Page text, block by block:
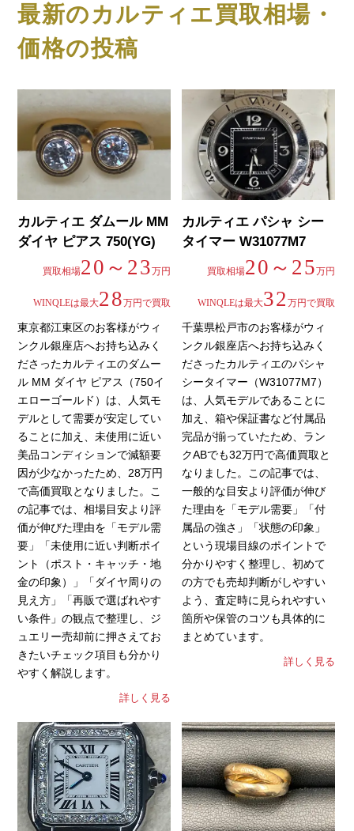
最新のカルティエ買取相場・
価格の投稿
カルティエ ダムール MM
ダイヤ ピアス 750(YG)
買取相場20～23万円
WINQLEは最大28万円で買取
東京都江東区のお客様がウィ
ンクル銀座店へお持ち込みく
ださったカルティエのダムー
ル MM ダイヤ ピアス（750イ
エローゴールド）は、人気モ
デルとして需要が安定してい
ることに加え、未使用に近い
美品コンディションで減額要
因が少なかったため、28万円
で高価買取となりました。こ
の記事では、相場目安より評
価が伸びた理由を「モデル需
要」「未使用に近い判断ポイ
ント（ポスト・キャッチ・地
金の印象）」「ダイヤ周りの
見え方」「再販で選ばれやす
い条件」の観点で整理し、ジ
ュエリー売却前に押さえてお
きたいチェック項目も分かり
やすく解説します。
詳しく見る
カルティエ パシャ シー
タイマー W31077M7
買取相場20～25万円
WINQLEは最大32 万円で買取
千葉県松戸市のお客様がウィ
ンクル銀座店へお持ち込みく
ださったカルティエのパシャ
シータイマー（W31077M7）
は、人気モデルであることに
加え、箱や保証書など付属品
完品が揃っていたため、ラン
クABでも32万円で高価買取と
なりました。この記事では、
一般的な目安より評価が伸び
た理由を「モデル需要」「付
属品の強さ」「状態の印象」
という現場目線のポイントで
分かりやすく整理し、初めて
の方でも売却判断がしやすい
よう、査定時に見られやすい
箇所や保管のコツも具体的に
まとめています。
詳しく見る